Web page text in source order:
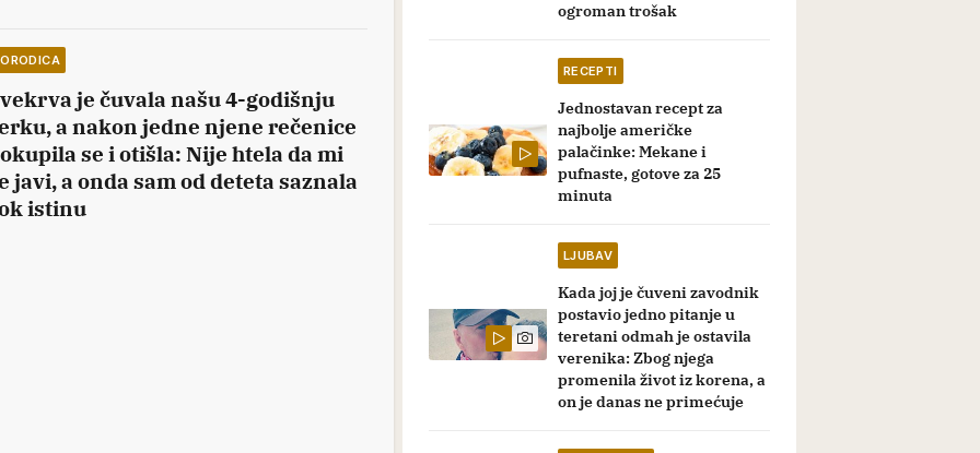
je čuvala našu 4-godišnju
a nakon jedne njene rečenice
se i otišla: Nije htela da mi
javi, a onda sam od deteta saznala
istinu
ogroman trošak
RECEPTI
Jednostavan recept za
najbolje američke
palačinke: Mekane i
pufnaste, gotove za 25
minuta
LJUBAV
Kada joj je čuveni zavodnik
postavio jedno pitanje u
teretani odmah je ostavila
verenika: Zbog njega
promenila život iz korena, a
on je danas ne primećuje